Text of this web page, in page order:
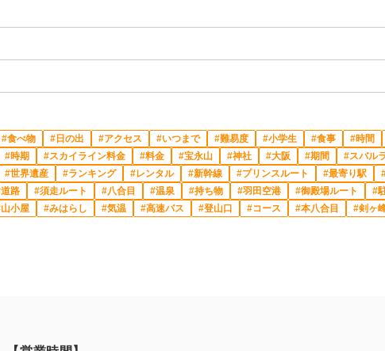
食べ物 日の出 アクセス いつまで 難易度 小学生 食事 時間
時期 スカイライン料金 料金 宝永山 神社 大阪 期間 スバル
世界遺産 ランキング レンタル 新幹線 プリンスルート 最寄り駅
道路 須走ルート 八合目 温泉 持ち物 羽田空港 御殿場ルート
山小屋 みはらし 気温 高速バス 登山口 コース 本八合目 剣ヶ